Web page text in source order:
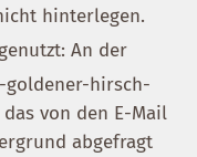
hinterlegen.
genutzt: An der
goldener-hirsch-
von den E-Mail
abgefragt